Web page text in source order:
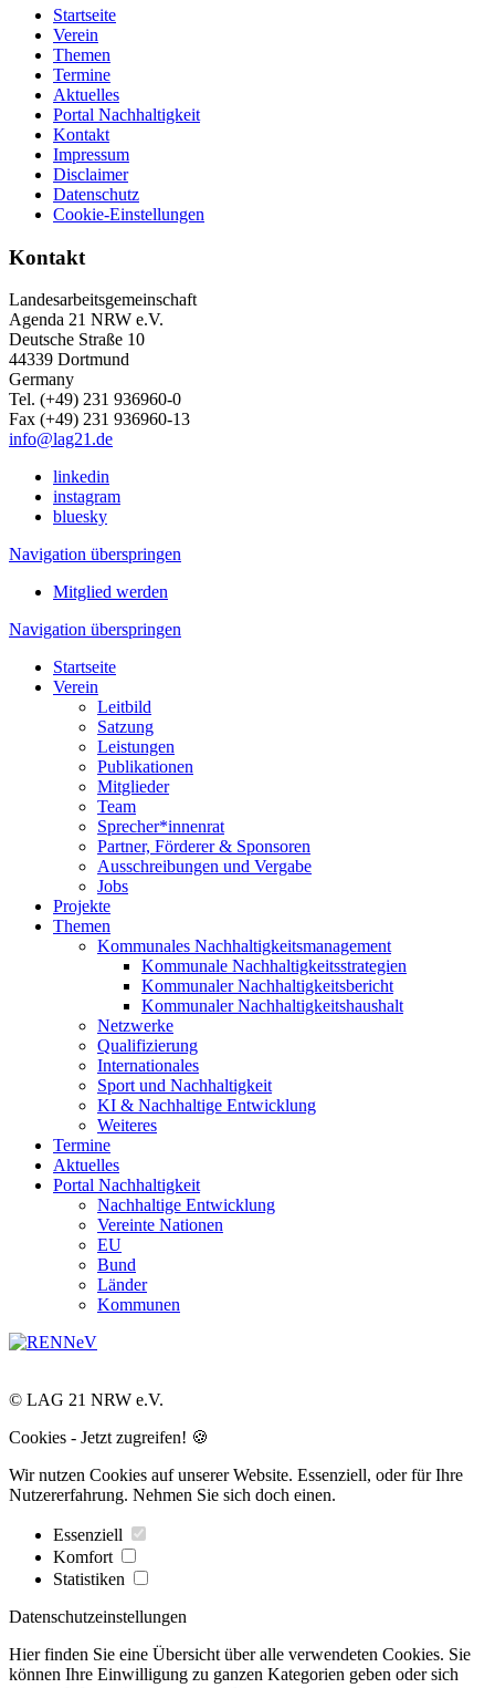
Startseite
Verein
Themen
Termine
Aktuelles
Portal Nachhaltigkeit
Kontakt
Impressum
Disclaimer
Datenschutz
Cookie-Einstellungen
Kontakt
Landesarbeitsgemeinschaft
Agenda 21 NRW e.V.
Deutsche Straße 10
44339 Dortmund
Germany
Tel. (+49) 231 936960-0
Fax (+49) 231 936960-13
info@lag21.de
linkedin
instagram
bluesky
Navigation überspringen
Mitglied werden
Navigation überspringen
Startseite
Verein
Leitbild
Satzung
Leistungen
Publikationen
Mitglieder
Team
Sprecher*innenrat
Partner, Förderer & Sponsoren
Ausschreibungen und Vergabe
Jobs
Projekte
Themen
Kommunales Nachhaltigkeitsmanagement
Kommunale Nachhaltigkeitsstrategien
Kommunaler Nachhaltigkeitsbericht
Kommunaler Nachhaltigkeitshaushalt
Netzwerke
Qualifizierung
Internationales
Sport und Nachhaltigkeit
KI & Nachhaltige Entwicklung
Weiteres
Termine
Aktuelles
Portal Nachhaltigkeit
Nachhaltige Entwicklung
Vereinte Nationen
EU
Bund
Länder
Kommunen
© LAG 21 NRW e.V.
Cookies - Jetzt zugreifen! 🍪
Wir nutzen Cookies auf unserer Website. Essenziell, oder für Ihre
Nutzererfahrung. Nehmen Sie sich doch einen.
Essenziell
Komfort
Statistiken
Datenschutzeinstellungen
Hier finden Sie eine Übersicht über alle verwendeten Cookies. Sie
können Ihre Einwilligung zu ganzen Kategorien geben oder sich